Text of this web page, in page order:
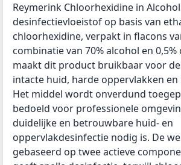
Reymerink Chloorhexidine in
desinfectievloeistof op basis van
chloorhexidine, verpakt in flacons
combinatie van 70% alcohol en
maakt dit product bruikbaar voor
intacte huid, harde oppervlakken
Het middel wordt onverdund
bedoeld voor professionele
duidelijke en betrouwbare huid- en
oppervlakdesinfectie nodig is. De
gebaseerd op twee actieve